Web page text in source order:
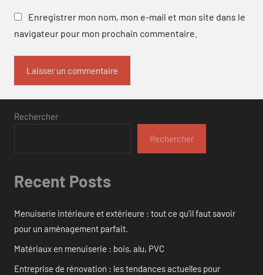
Enregistrer mon nom, mon e-mail et mon site dans le
navigateur pour mon prochain commentaire.
Rechercher
Rechercher
Recent Posts
Menuiserie intérieure et extérieure : tout ce qu’il faut savoir
pour un aménagement parfait.
Matériaux en menuiserie : bois, alu, PVC
Entreprise de rénovation : les tendances actuelles pour